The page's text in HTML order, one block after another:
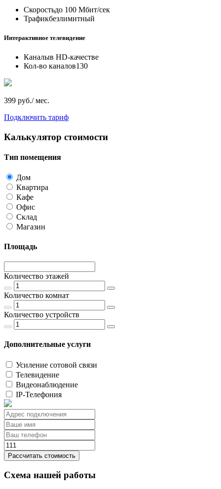
Скоростьдо 100 Мбит/сек
Трафикбезлимитный
Интерактивное телевидение
Каналыв HD-качестве
Кол-во каналов130
399 руб./ мес.
Подключить тариф
Калькулятор стоимости
Тип помещения
Дом
Квартира
Кафе
Офис
Склад
Магазин
Площадь
Количество этажей
Количество комнат
Количество устройств
Дополнительные услуги
Усиление сотовой связи
Телевидение
Видеонаблюдение
IP-Телефония
Рассчитать стоимость
Схема нашей работы